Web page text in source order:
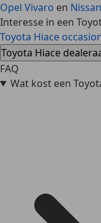
Opel Vivaro en
Interesse in een
Toyota Hiace
Toyota Hiace
FAQ
Wat kost een